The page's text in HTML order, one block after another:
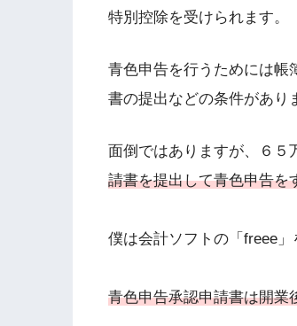
特別控除を受けられます。
青色申告を行うためには帳
書の提出などの条件があり
面倒ではありますが、６５
請書を提出して青色申告を
僕は会計ソフトの「freee」
青色申告承認申請書は開業